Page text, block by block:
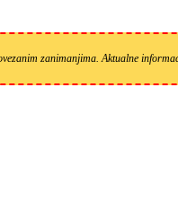
zanimanjima. Aktualne